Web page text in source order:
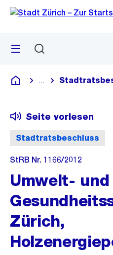
Navigation
Sprunglink
Menü
Deutsch
Blende alle
Stadtratsbeschluss
Seite vorlesen
StRB Nr. 1166/2012
Umwelt- und
Zürich,